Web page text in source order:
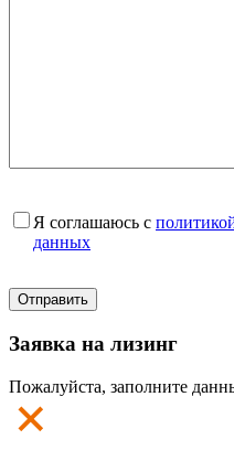
Я соглашаюсь с
данных
Заявка на лизинг
Пожалуйста, заполните